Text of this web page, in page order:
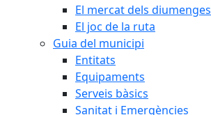
El mercat dels diumenges
El joc de la ruta
Guia del municipi
Entitats
Equipaments
Serveis bàsics
Sanitat i Emergències